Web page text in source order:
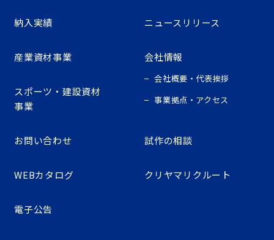
納入実績 ニュースリリース
産業資材事業
スポーツ・建設資材
事業
会社情報
会社概要・代表挨拶
事業拠点・アクセス
お問い合わせ 試作の相談
WEBカタログ クリヤマリクルート
電子公告